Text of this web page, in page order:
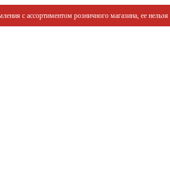
с ассортиментом розничного магазина, ее